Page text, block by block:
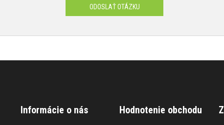
ODOSLAŤ OTÁZKU
Informácie o nás Hodnotenie obchodu